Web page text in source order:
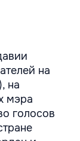
на
на
мэра
голосов